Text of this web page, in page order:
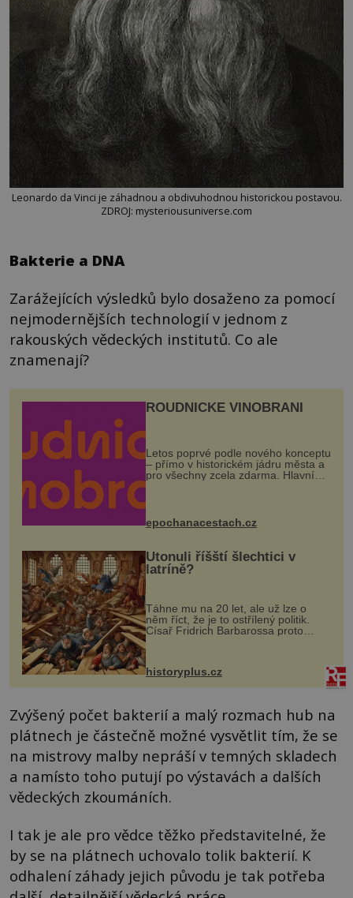
Leonardo da Vinci je záhadnou a obdivuhodnou historickou postavou.
ZDROJ: mysteriousuniverse.com
Bakterie a DNA
Zarážejících výsledků bylo dosaženo za pomocí
nejmodernějších technologií v jednom z
rakouských vědeckých institutů. Co ale
znamenají?
ROUDNICKÉ VINOBRANÍ
Letos poprvé podle nového konceptu
– přímo v historickém jádru města a
pro všechny zcela zdarma. Hlavní
program se odehraje na Karlově a
mohou těšit na víno, burčák, pes...
epochanacestach.cz
Utonuli říšští šlechtici v
latríně?
Táhne mu na 20 let, ale už lze o
něm říct, že je to ostřílený politik.
Císař Fridrich Barbarossa proto
posílá svého syna a dědice Jindřicha
VI. do Erfurtu, aby se stal
prostředníkem při řešení sporu m...
historyplus.cz
Zvýšený počet bakterií a malý rozmach hub na
plátnech je částečně možné vysvětlit tím, že se
na mistrovy malby nepráší v temných skladech
a namísto toho putují po výstavách a dalších
vědeckých zkoumáních.
I tak je ale pro vědce těžko představitelné, že
by se na plátnech uchovalo tolik bakterií. K
odhalení záhady jejich původu je tak potřeba